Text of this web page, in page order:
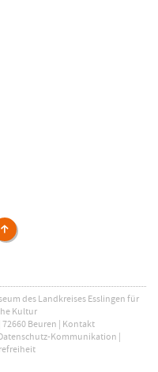
des Landkreises Esslingen für
Kultur
Beuren | Kontakt
Kommunikation |